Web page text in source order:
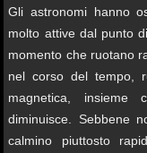
Gli astronomi hanno
molto attive dal punto
momento che ruotano
nel corso del tempo,
magnetica, insieme
diminuisce. Sebbene
calmino piuttosto